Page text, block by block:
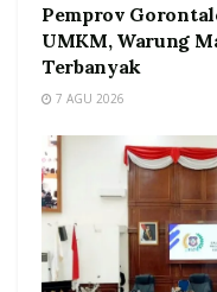
Pemprov
UMKM, Warung
Terbanyak
7 AGU 2026